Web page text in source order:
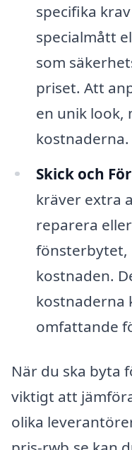
specifika
specialmått
som
priset. Att
en unik look,
kostnaderna.
Skick och
kräver extra
reparera
fönsterbytet,
kostnaden.
kostnaderna
omfattande
När du ska byta
viktigt att
olika